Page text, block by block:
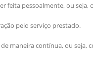
feita pessoalmente, ou
pelo serviço prestado.
maneira contínua, ou seja,